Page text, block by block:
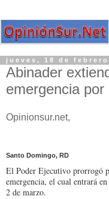
jueves, 18 de febrero
Abinader
emergencia
Opinionsur.net,
Santo Domingo, RD
El Poder Ejecutivo prorrogó
emergencia, el cual entrará
2 de marzo.